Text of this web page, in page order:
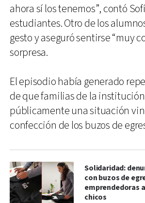
ahora sí los tenemos”, contó
estudiantes. Otro de los
gesto y aseguró sentirse “muy
sorpresa.
El episodio había generado
de que familias de la
públicamente una situación
confección de los buzos de
Solidaridad:
con buzos de
emprendedoras
chicos